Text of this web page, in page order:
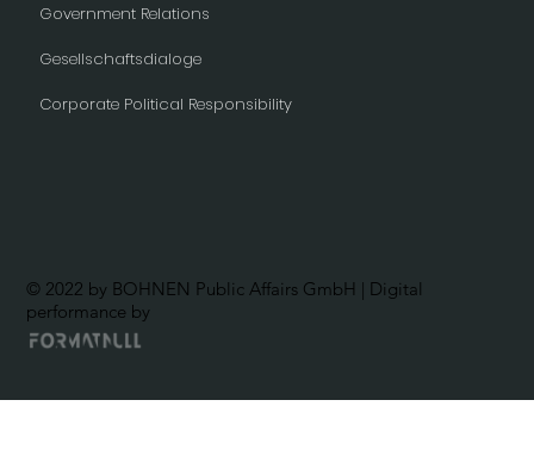
Government Relations
Gesellschaftsdialoge
Corporate Political Responsibility
© 2022 by BOHNEN Public Affairs GmbH | Digital
performance by